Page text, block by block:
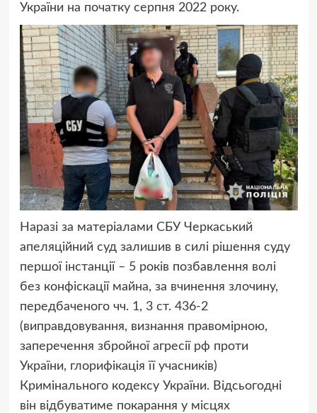
України на початку серпня 2022 року.
Наразі за матеріалами СБУ Черкаський
апеляційний суд залишив в силі рішення суду
першої інстанції – 5 років позбавлення волі
без конфіскації майна, за вчинення злочину,
передбаченого чч. 1, 3 ст. 436-2
(виправдовування, визнання правомірною,
заперечення збройної агресії рф проти
України, глорифікація її учасників)
Кримінального кодексу України. Відсьогодні
він відбуватиме покарання у місцях